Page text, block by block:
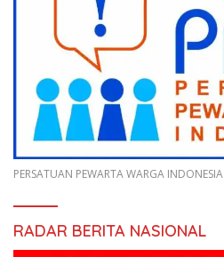
PERSATUAN PEWARTA WARGA INDONESIA
RADAR BERITA NASIONAL